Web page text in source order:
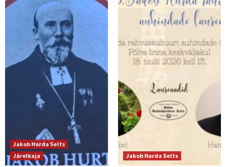
Jakob Hurda Selts
Järelkaja
Jakob Hurda Selts